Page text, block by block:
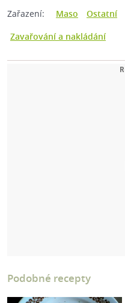
Zařazení: Maso Ostatní
Zavařování a nakládání
Podobné recepty